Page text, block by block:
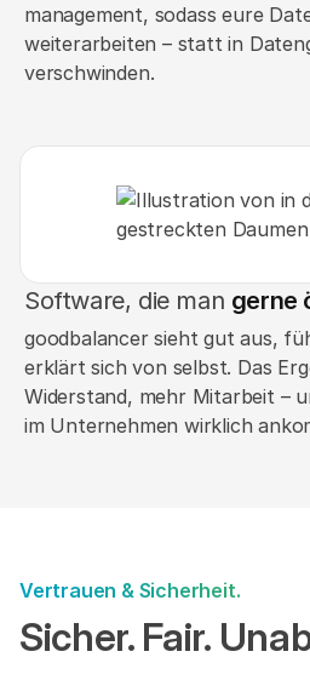
management, sodass eure
weiterarbeiten – statt in
verschwinden.
Software, die man gerne
goodbalancer sieht gut aus,
erklärt sich von selbst. Das
Widerstand, mehr Mitarbeit –
im Unternehmen wirklich
Vertrauen & Sicherheit.
Sicher. Fair.